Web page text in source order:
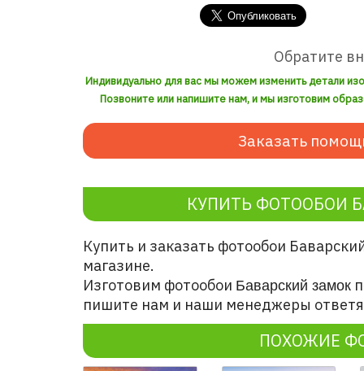
Обратите
Индивидуально для вас мы можем изменить детали
Позвоните или напишите нам, и мы изготовим
Заказать
КУПИТЬ ФОТООБОИ
Купить и заказать фотообои
магазине.
Изготовим фотообои Баварский замок
пишите нам и наши менеджеры
ПОХОЖИЕ